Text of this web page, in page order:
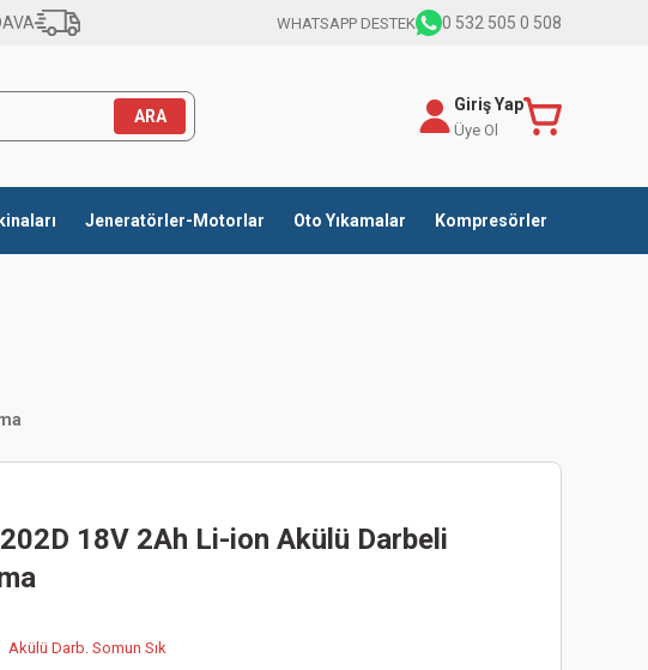
WHATSAPP DESTEK 0 532 505 0 508
ARA
Giriş Yap
Üye Ol
Jeneratörler-Motorlar Oto Yıkamalar Kompresörler
18V 2Ah Li-ion Akülü Darbeli
Akülü Darb. Somun Sık